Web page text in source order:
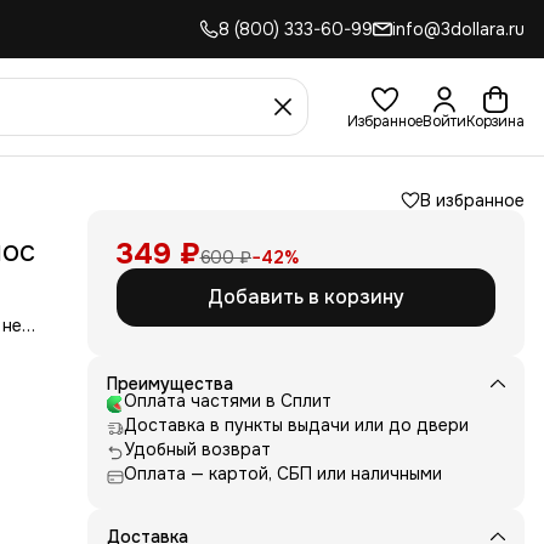
8 (800) 333-60-99 info@3dollara.ru
ИзбранноеВойтиКорзина
В избранное
349 ₽600 ₽−42%
Добавить в корзину
Преимущества
Оплата частями в Сплит
Доставка в пункты выдачи или до двери
Удобный возврат
Оплата — картой, СБП или наличными
Доставка